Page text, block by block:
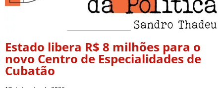
Estado libera R$ 8 milhões para o
novo Centro de Especialidades de
Cubatão